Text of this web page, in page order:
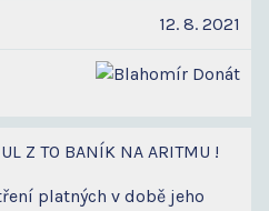
12. 8. 2021
Z TO BANÍK NA ARITMU !
platných v době jeho